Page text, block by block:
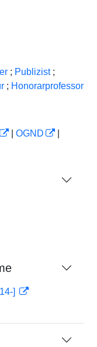
; Publizist ;
; Honorarprofessor
OGND
]